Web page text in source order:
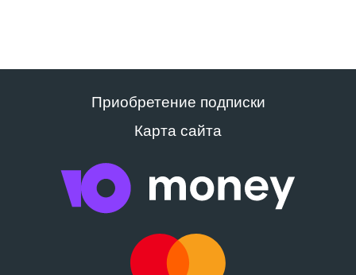
Приобретение подписки
Карта сайта